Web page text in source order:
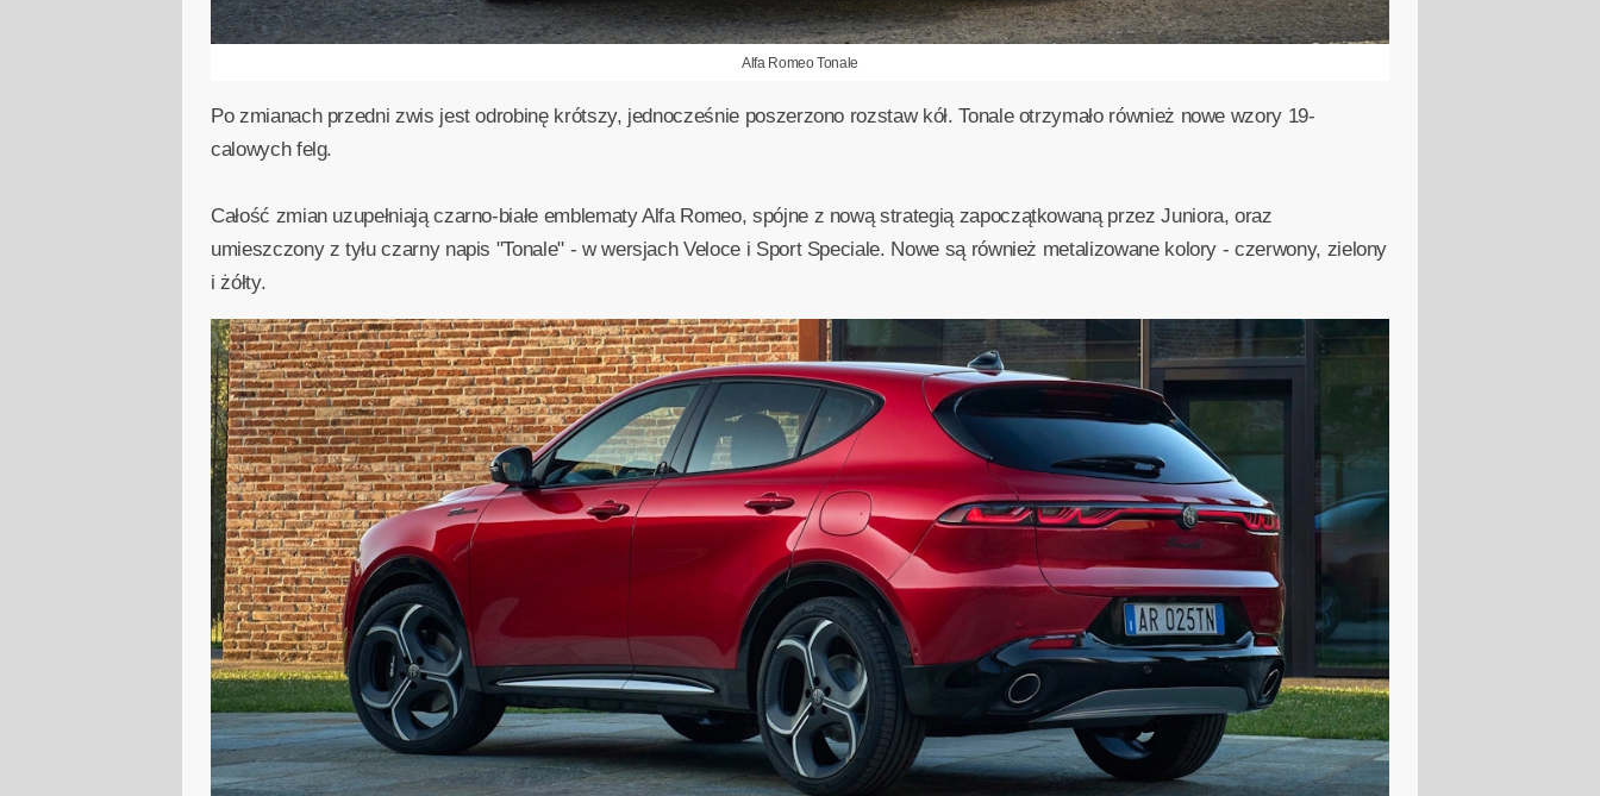
Alfa Romeo Tonale
Po zmianach przedni zwis jest odrobinę krótszy, jednocześnie poszerzono rozstaw kół. Tonale otrzymało również nowe wzory 19-
calowych felg.
Całość zmian uzupełniają czarno-białe emblematy Alfa Romeo, spójne z nową strategią zapoczątkowaną przez Juniora, oraz
umieszczony z tyłu czarny napis "Tonale" - w wersjach Veloce i Sport Speciale. Nowe są również metalizowane kolory - czerwony, zielony
i żółty.